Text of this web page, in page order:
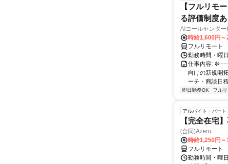
【フルリモ
る評価制度あ
AIコールセンター
時給1,600円～
フルリモート
勤務時間・曜
仕事内容:
向けの新規開
ーチ・商談日
即日勤務OK フル
アルバイト・パート
【完全在宅
(合同)Azero
時給1,250円～
フルリモート
勤務時間・曜